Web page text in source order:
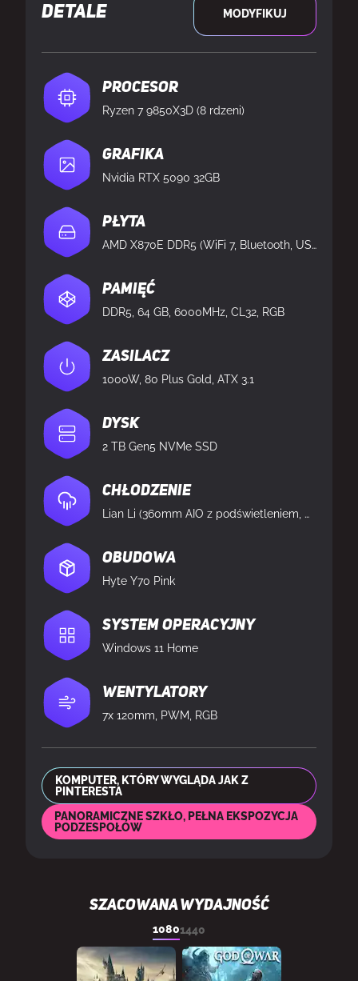
DETALE MODYFIKUJ
Procesor
Ryzen 7 9850X3D (8 rdzeni)
Grafika
Nvidia RTX 5090 32GB
Płyta
AMD X870E DDR5 (WiFi 7, Bluetooth, USB 4)
Pamięć
DDR5, 64 GB, 6000MHz, CL32, RGB
Zasilacz
1000W, 80 Plus Gold, ATX 3.1
Dysk
2 TB Gen5 NVMe SSD
Chłodzenie
Lian Li (360mm AIO z podświetleniem, wodne)
Obudowa
Hyte Y70 Pink
System operacyjny
Windows 11 Home
Wentylatory
7x 120mm, PWM, RGB
KOMPUTER, KTÓRY WYGLĄDA JAK Z
PINTERESTA
PANORAMICZNE SZKŁO, PEŁNA EKSPOZYCJA
PODZESPOŁÓW
SZACOWANA WYDAJNOŚĆ
10801440